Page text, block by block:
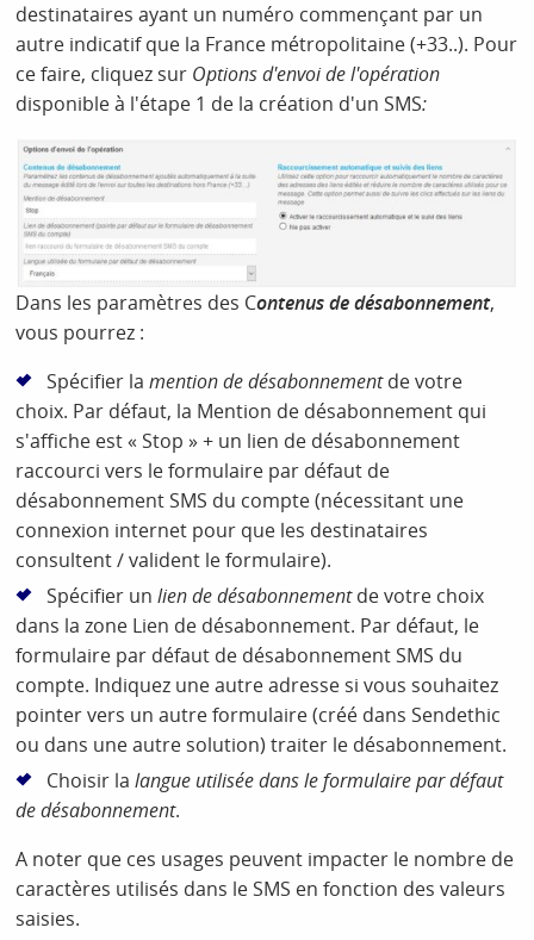
destinataires ayant un numéro commençant par un
autre indicatif que la France métropolitaine (+33..). Pour
ce faire, cliquez sur Options d'envoi de l'opération
disponible à l'étape 1 de la création d'un SMS:
Dans les paramètres des Contenus de désabonnement,
vous pourrez :
Spécifier la mention de désabonnementde votre
choix. Par défaut, la Mention de désabonnement qui
s'affiche est « Stop » + un lien de désabonnement
raccourci vers le formulaire par défaut de
désabonnement SMS du compte (nécessitant une
connexion internet pour que les destinataires
consultent / valident le formulaire).
Spécifier un lien de désabonnementde votre choix
dans la zone Lien de désabonnement. Par défaut, le
formulaire par défaut de désabonnement SMS du
compte. Indiquez une autre adresse si vous souhaitez
pointer vers un autre formulaire (créé dans Sendethic
ou dans une autre solution) traiter le désabonnement.
Choisir la langue utilisée dans le formulaire par défaut
de désabonnement.
A noter que ces usages peuvent impacter le nombre de
caractères utilisés dans le SMS en fonction des valeurs
saisies.